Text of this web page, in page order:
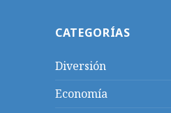
CATEGORÍAS
Diversión
Economía